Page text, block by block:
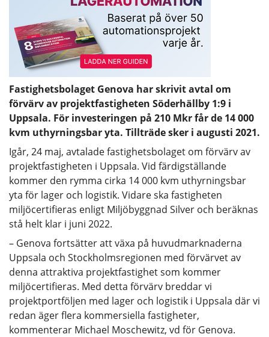
Fastighetsbolaget Genova har skrivit avtal om
förvärv av projektfastigheten Söderhällby 1:9 i
Uppsala. För investeringen på 210 Mkr får de 14 000
kvm uthyrningsbar yta. Tillträde sker i augusti 2021.
Igår, 24 maj, avtalade fastighetsbolaget om förvärv av
projektfastigheten i Uppsala. Vid färdigställande
kommer den rymma cirka 14 000 kvm uthyrningsbar
yta för lager och logistik. Vidare ska fastigheten
miljöcertifieras enligt Miljöbyggnad Silver och beräknas
stå helt klar i juni 2022.
– Genova fortsätter att växa på huvudmarknaderna
Uppsala och Stockholmsregionen med förvärvet av
denna attraktiva projektfastighet som kommer
miljöcertifieras. Med detta förvärv breddar vi
projektportföljen med lager och logistik i Uppsala där vi
redan äger flera kommersiella fastigheter,
kommenterar Michael Moschewitz, vd för Genova.